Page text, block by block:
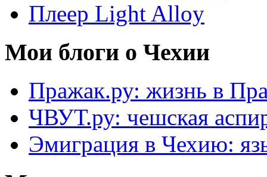
Плеер Light Alloy
Мои блоги о Чехии
Пражак.ру: жизнь в
ЧВУТ.ру: чешская
Эмиграция в Чехию: